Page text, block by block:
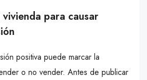
para causar
positiva puede marcar la
o no vender. Antes de publicar